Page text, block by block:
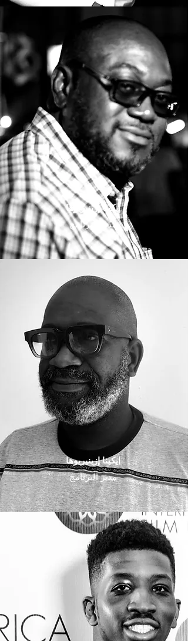
إيكينا إزينيريوها
مدير البرنامج
إيكينا إزينيريوها
مدير البرنامج